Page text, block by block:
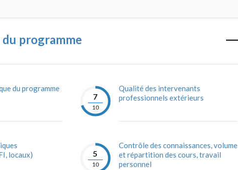
du programme
du programme
locaux)
7
10
Qualité des intervenants
professionnels extérieurs
5
10
Contrôle des connaissances, volume
et répartition des cours, travail
personnel